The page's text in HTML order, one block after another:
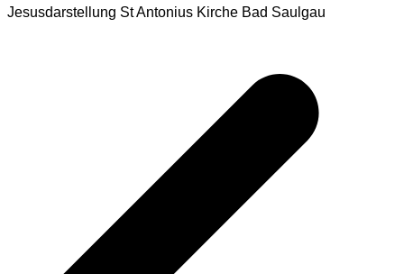
Jesusdarstellung St Antonius Kirche Bad Saulgau